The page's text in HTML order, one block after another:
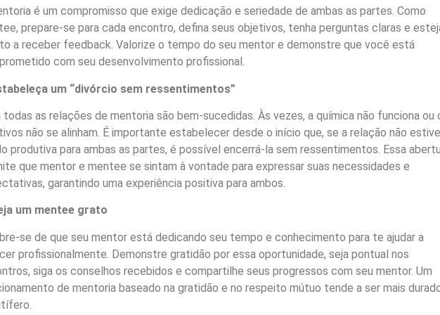
é um compromisso que exige dedicação e seriedade de ambas as partes. Como
prepare-se para cada encontro, defina seus objetivos, tenha perguntas claras e
a receber feedback. Valorize o tempo do seu mentor e demonstre que você está
com seu desenvolvimento profissional.
um “divórcio sem ressentimentos”
todas as relações de mentoria são bem-sucedidas. Às vezes, a química não funciona ou
não se alinham. É importante estabelecer desde o início que, se a relação não
produtiva para ambas as partes, é possível encerrá-la sem ressentimentos. Essa
que mentor e mentee se sintam à vontade para expressar suas necessidades e
garantindo uma experiência positiva para ambos.
um mentee grato
se de que seu mentor está dedicando seu tempo e conhecimento para te ajudar a
profissionalmente. Demonstre gratidão por essa oportunidade, seja pontual nos
siga os conselhos recebidos e compartilhe seus progressos com seu mentor. Um
de mentoria baseado na gratidão e no respeito mútuo tende a ser mais